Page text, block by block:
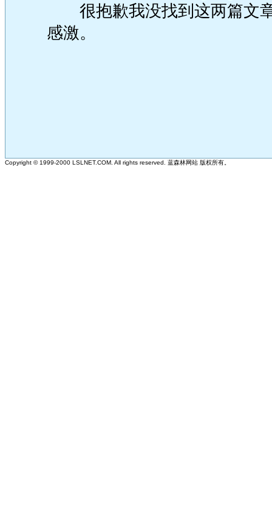
很抱歉我没找到这两篇文章
感激。
Copyright © 1999-2000 LSLNET.COM. All rights reserved. 蓝森林网站 版权所有。